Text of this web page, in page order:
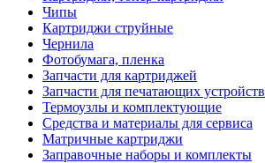
Чипы
Картриджи струйные
Чернила
Фотобумага, пленка
Запчасти для картриджей
Запчасти для печатающих устройств
Термоузлы и комплектующие
Средства и материалы для сервиса
Матричные картриджи
Заправочные наборы и комплекты